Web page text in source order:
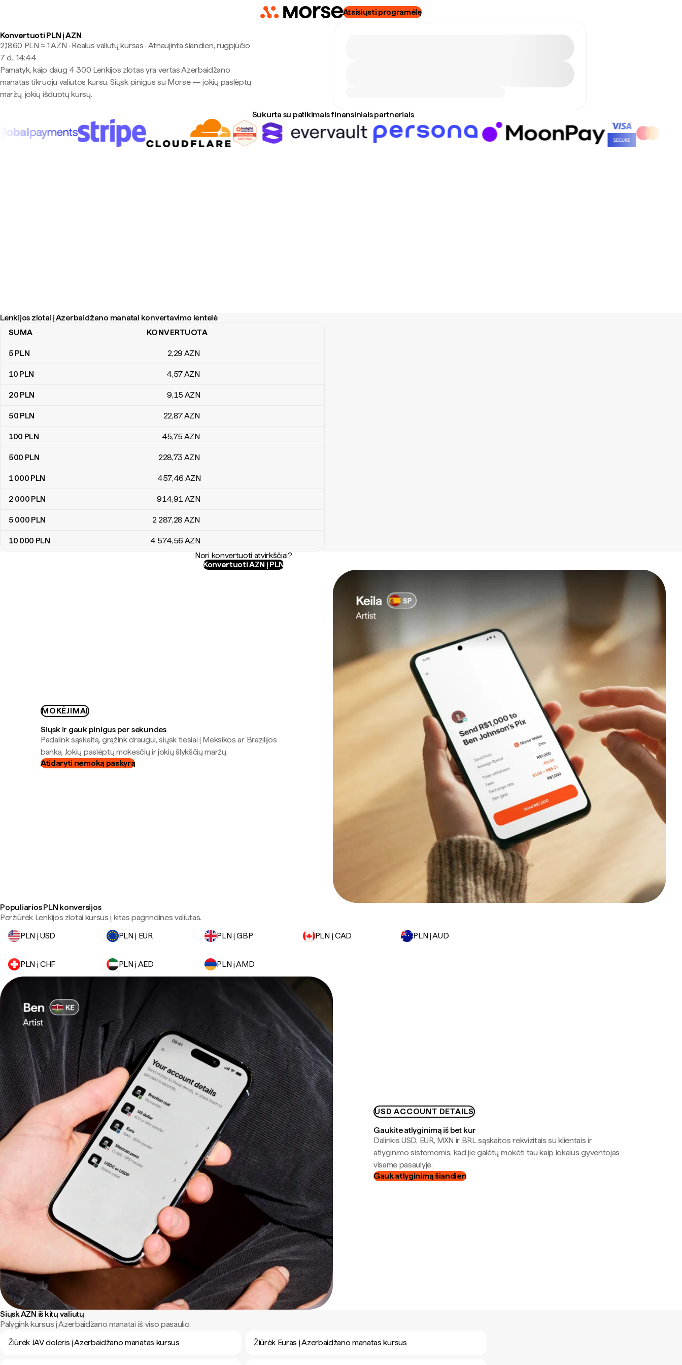
Atsisiųsti programėlę
Konvertuoti PLN į AZN
2,1860 PLN ≈ 1 AZN · Realus valiutų kursas · Atnaujinta šiandien, rugpjūčio
7 d., 14:44
Pamatyk, kaip daug 4 300 Lenkijos zlotas yra vertas Azerbaidžano
manatas tikruoju valiutos kursu. Siųsk pinigus su Morse — jokių paslėptų
maržų, jokių išduotų kursų.
Sukurta su patikimais finansiniais partneriais
Lenkijos zlotai į Azerbaidžano manatai konvertavimo lentelė
Lenkijos zlotai į Azerbaidžano manatai konvertavimo lentelė
SUMA KONVERTUOTA
5 PLN 2,29 AZN
10 PLN 4,57AZN
20 PLN 9,15 AZN
50 PLN 22,87AZN
100 PLN 45,75 AZN
500 PLN 228,73 AZN
1 000 PLN 457,46 AZN
2 000 PLN 914,91 AZN
5 000 PLN 2 287,28 AZN
10 000 PLN 4 574,56 AZN
Nori konvertuoti atvirkščiai?
Konvertuoti AZN į PLN
MOKĖJIMAI
Siųsk ir gauk pinigus per sekundes
Padalink sąskaitą, grąžink draugui, siųsk tiesiai į Meksikos ar Brazilijos
banką. Jokių paslėptų mokesčių ir jokių šlykščių maržų.
Atidaryti nemoką paskyrą
Populiarios PLN konversijos
Peržiūrėk Lenkijos zlotai kursus į kitas pagrindines valiutas.
PLN į USD
PLN į EUR PLN į GBP PLN į CAD PLN į AUD
PLN į CHF PLN į AED PLN į AMD
USD ACCOUNT DETAILS
Gaukite atlyginimą iš bet kur
Dalinkis USD, EUR, MXN ir BRL sąskaitos rekvizitais su klientais ir
atlyginimo sistemomis, kad jie galėtų mokėti tau kaip lokalus gyventojas
visame pasaulyje.
Gauk atlyginimą šiandien
Siųsk AZN iš kitų valiutų
Palygink kursus į Azerbaidžano manatai iš viso pasaulio.
Žiūrėk JAV doleris į Azerbaidžano manatas kursus
Žiūrėk Euras į Azerbaidžano manatas kursus